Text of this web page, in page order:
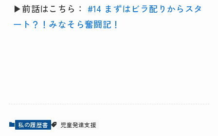
▶︎前話はこちら： #14 まずはビラ配りからスタ
ート？！みなそら奮闘記！
私の履歴書 児童発達支援